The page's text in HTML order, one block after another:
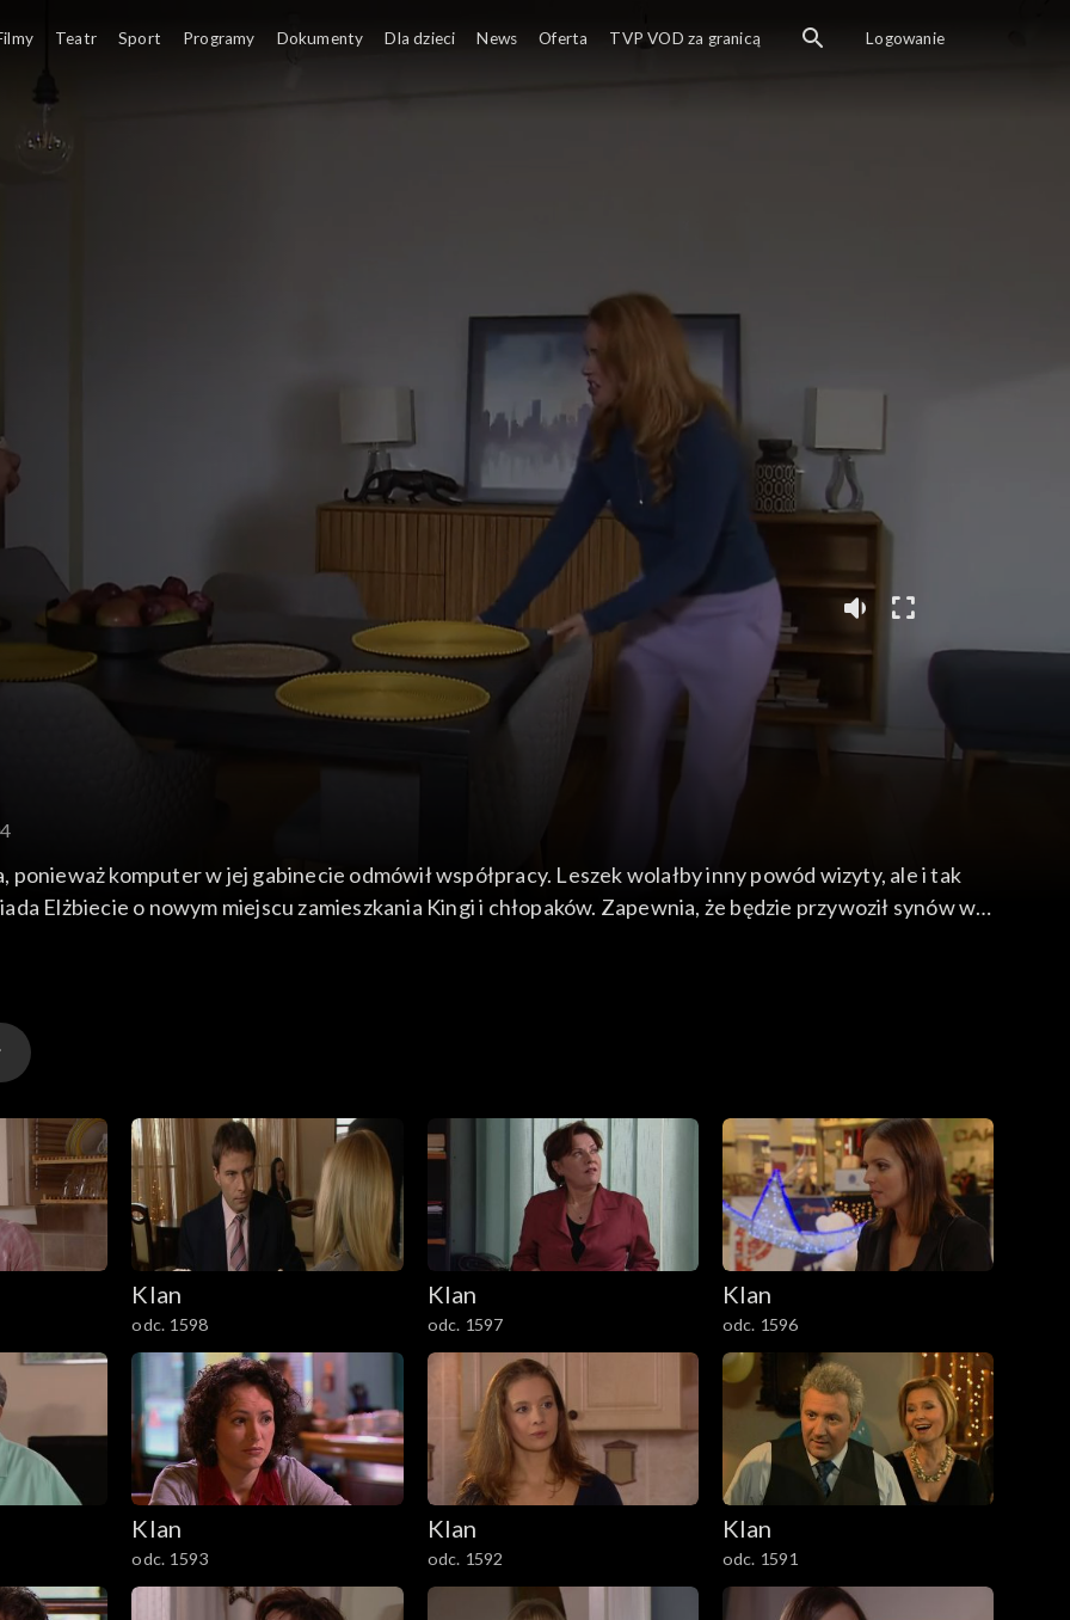
ponieważ komputer w jej gabinecie odmówił współpracy. Leszek wolałby inny powód wizyty, ale i tak
Elżbiecie o nowym miejscu zamieszkania Kingi i chłopaków. Zapewnia, że będzie przywoził synów w
Warszawy na uczelnię. Donata usiłuje poprawić humor Jackowi i namawia go na krótki wspólny
Klan
odc. 1598
Klan
odc. 1597
Klan
odc. 1596
Klan
odc. 1593
Klan
odc. 1592
Klan
odc. 1591
Teatr Sport Programy Dokumenty Dla dzieci News Oferta TVP VOD za granicą Logowanie